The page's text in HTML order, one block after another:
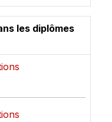
les diplômes